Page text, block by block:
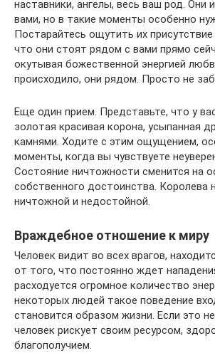
наставники, ангелы, весь ваш род. Они
вами, но в такие моменты особенно
Постарайтесь ощутить их присутствие
что они стоят рядом с вами прямо
окутывая божественной энергией
происходило, они рядом. Просто не
Еще один прием. Представьте, что у
золотая красивая корона, усыпанная
камнями. Ходите с этим ощущением,
моменты, когда вы чувствуете
Состояние ничтожности сменится на
собственного достоинства. Королева
ничтожной и недостойной.
Враждебное отношение к миру
Человек видит во всех врагов,
от того, что постоянно ждет
расходуется огромное количество
некоторых людей такое поведение
становится образом жизни. Если это
человек рискует своим ресурсом,
благополучием.